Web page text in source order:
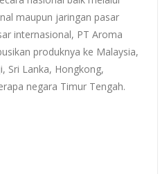
maupun jaringan pasar
internasional, PT Aroma
produknya ke Malaysia,
Sri Lanka, Hongkong,
negara Timur Tengah.